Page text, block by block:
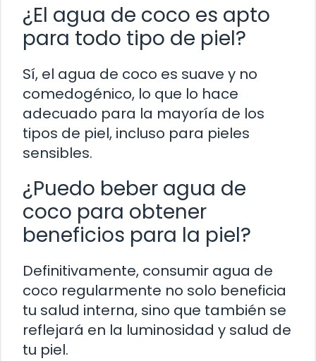
¿El agua de coco es apto
para todo tipo de piel?
Sí, el agua de coco es suave y no
comedogénico, lo que lo hace
adecuado para la mayoría de los
tipos de piel, incluso para pieles
sensibles.
¿Puedo beber agua de
coco para obtener
beneficios para la piel?
Definitivamente, consumir agua de
coco regularmente no solo beneficia
tu salud interna, sino que también se
reflejará en la luminosidad y salud de
tu piel.